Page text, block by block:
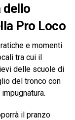
dello
Pro Loco
e momenti
tra cui il
delle scuole di
del tronco con
il pranzo